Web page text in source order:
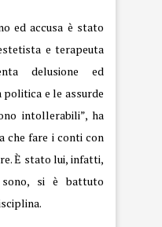
ed accusa è stato
e terapeuta
delusione ed
politica e le assurde
intollerabili”, ha
che fare i conti con
È stato lui, infatti,
si è battuto